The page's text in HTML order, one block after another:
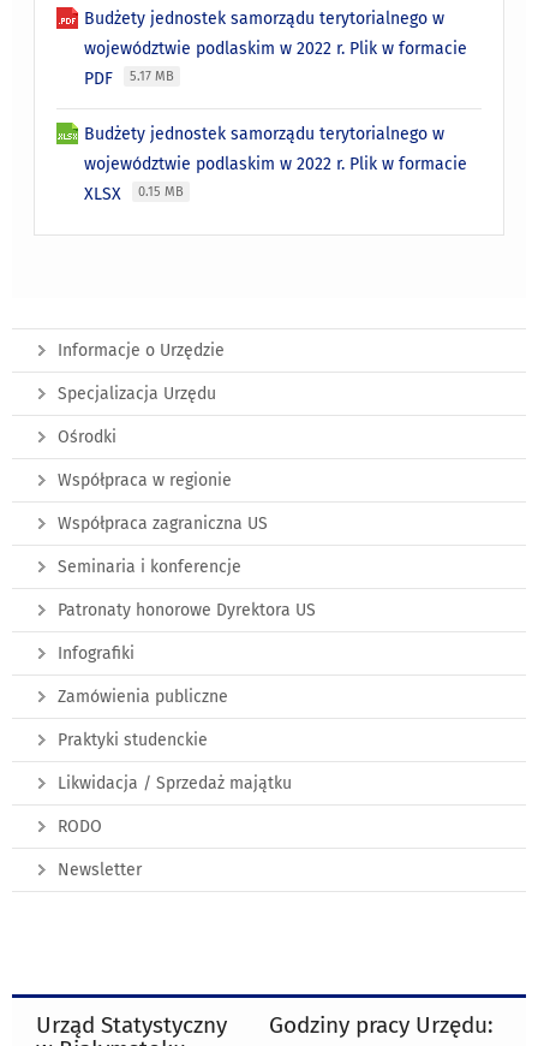
Budżety jednostek samorządu terytorialnego w
województwie podlaskim w 2022 r. Plik w formacie
PDF
5.17 MB
Budżety jednostek samorządu terytorialnego w
województwie podlaskim w 2022 r. Plik w formacie
XLSX
0.15 MB
Informacje o Urzędzie
Specjalizacja Urzędu
Ośrodki
Współpraca w regionie
Współpraca zagraniczna US
Seminaria i konferencje
Patronaty honorowe Dyrektora US
Infografiki
Zamówienia publiczne
Praktyki studenckie
Likwidacja / Sprzedaż majątku
RODO
Newsletter
Urząd Statystyczny
Godziny pracy Urzędu: